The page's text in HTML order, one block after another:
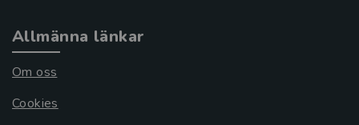
Allmänna länkar
Om oss
Cookies